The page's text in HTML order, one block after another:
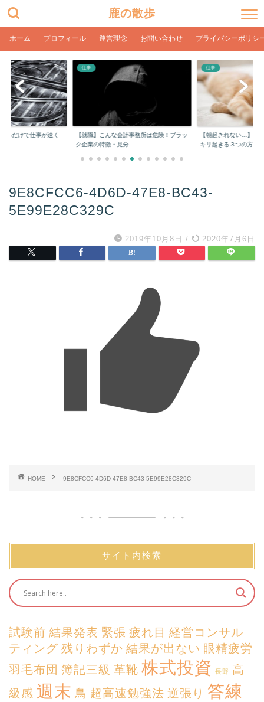
鹿の散歩
ホーム プロフィール 運営理念 お問い合わせ プライバシーポリシ
るだけで仕事が速く
仕事
【就職】こんな会計事務所は危険！ブラッ
ク企業の特徴・見分...
仕事
【朝起きれない…】学
キリ起きる３つの方...
9E8CFCC6-4D6D-47E8-BC43-
5E99E28C329C
2019年10月8日 / 2020年7月6日
HOME 9E8CFCC6-4D6D-47E8-BC43-5E99E28C329C
サイト内検索
試験前 結果発表 緊張 疲れ目 経営コンサル
ティング 残りわずか 結果が出ない 眼精疲労
羽毛布団 簿記三級 革靴 株式投資 長野 高
級感 週末 鳥 超高速勉強法 逆張り 答練